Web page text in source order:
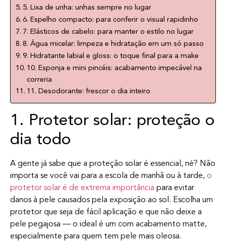
5. Lixa de unha: unhas sempre no lugar
6. Espelho compacto: para conferir o visual rapidinho
7. Elásticos de cabelo: para manter o estilo no lugar
8. Água micelar: limpeza e hidratação em um só passo
9. Hidratante labial e gloss: o toque final para a make
10. Esponja e mini pincéis: acabamento impecável na
correria
11. Desodorante: frescor o dia inteiro
1. Protetor solar: proteção o
dia todo
A gente já sabe que a proteção solar é essencial, né? Não
importa se você vai para a escola de manhã ou à tarde, o
protetor solar é de extrema importância para evitar
danos à pele causados pela exposição ao sol. Escolha um
protetor que seja de fácil aplicação e que não deixe a
pele pegajosa — o ideal é um com acabamento matte,
especialmente para quem tem pele mais oleosa.